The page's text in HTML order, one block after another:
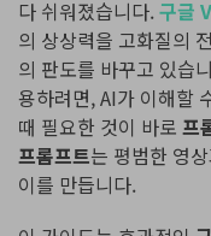
다 쉬워졌습니다.구글
의 상상력을 고화질의
의 판도를 바꾸고 있습
용하려면, AI가 이해할
때 필요한 것이 바로 프
프롬프트는 평범한 영
이를 만듭니다.